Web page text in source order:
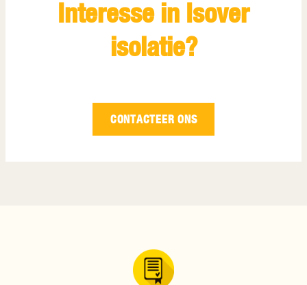
Interesse in Isover
isolatie?
CONTACTEER ONS